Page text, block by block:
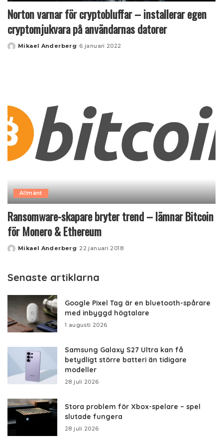
Norton varnar för cryptobluffar – installerar egen
cryptomjukvara på användarnas datorer
Posted
Mikael Anderberg 6 januari 2022
Allmänt
Ransomware-skapare bryter trend – lämnar Bitcoin
för Monero & Ethereum
Posted
Mikael Anderberg 22 januari 2018
Senaste artiklarna
Google Pixel Tag är en bluetooth-spårare
med inbyggd högtalare
1 augusti 2026
Samsung Galaxy S27 Ultra kan få
betydligt större batteri än tidigare
modeller
28 juli 2026
Stora problem för Xbox-spelare – spel
slutade fungera
28 juli 2026